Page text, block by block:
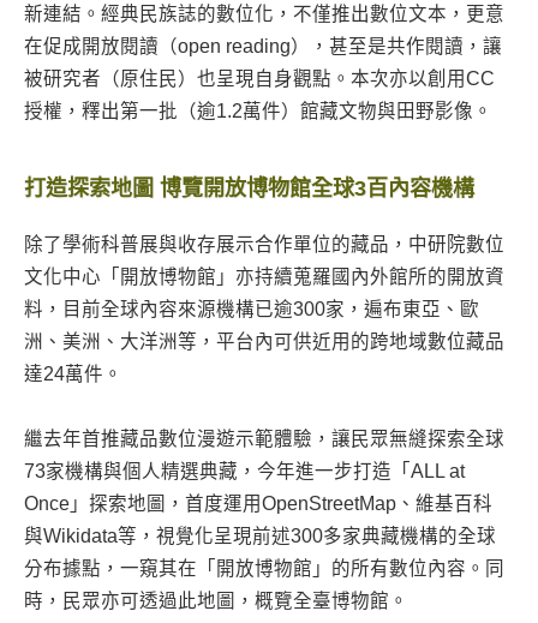
新連結。經典民族誌的數位化，不僅推出數位文本，更意
在促成開放閱讀（open reading），甚至是共作閱讀，讓
被研究者（原住民）也呈現自身觀點。本次亦以創用CC
授權，釋出第一批（逾1.2萬件）館藏文物與田野影像。
打造探索地圖 博覽開放博物館全球3百內容機構
除了學術科普展與收存展示合作單位的藏品，中研院數位
文化中心「開放博物館」亦持續蒐羅國內外館所的開放資
料，目前全球內容來源機構已逾300家，遍布東亞、歐
洲、美洲、大洋洲等，平台內可供近用的跨地域數位藏品
達24萬件。
繼去年首推藏品數位漫遊示範體驗，讓民眾無縫探索全球
73家機構與個人精選典藏，今年進一步打造「ALL at
Once」探索地圖，首度運用OpenStreetMap、維基百科
與Wikidata等，視覺化呈現前述300多家典藏機構的全球
分布據點，一窺其在「開放博物館」的所有數位內容。同
時，民眾亦可透過此地圖，概覽全臺博物館。